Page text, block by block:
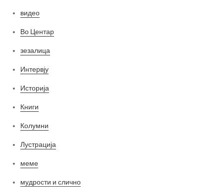
видео
Во Центар
зезалица
Интервју
Историја
Книги
Колумни
Лустрација
меме
мудрости и слично